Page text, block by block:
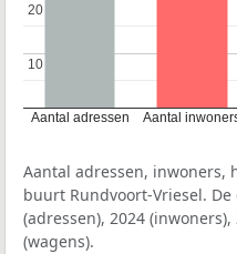
Aantal adressen Aantal
10
10
20
20
Aantal adressen, inwoners,
buurt Rundvoort-Vriesel.
(adressen), 2024
(wagens).